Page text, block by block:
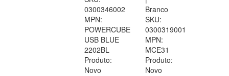
0300346002
MPN:
POWERCUBE
USB BLUE
2202BL
Produto:
Novo
Branco
SKU:
0300319001
MPN:
MCE31
Produto:
Novo